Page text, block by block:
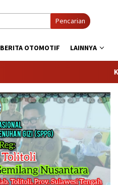
Pencarian
BERITA OTOMOTIF LAINNYA